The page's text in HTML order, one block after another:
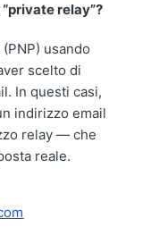
“private relay”?
usando
scelto di
In questi casi,
indirizzo email
relay — che
reale.